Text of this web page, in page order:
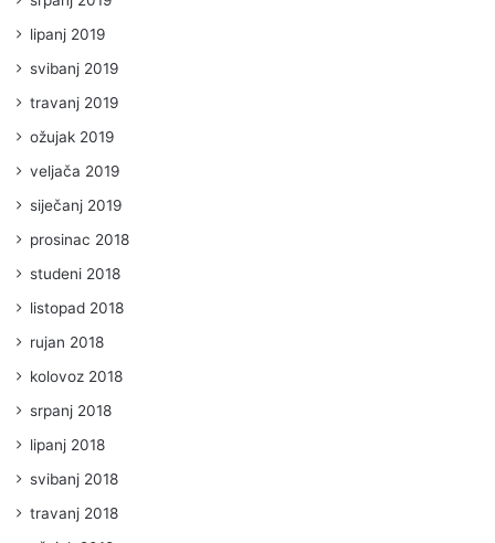
lipanj 2019
svibanj 2019
travanj 2019
ožujak 2019
veljača 2019
siječanj 2019
prosinac 2018
studeni 2018
listopad 2018
rujan 2018
kolovoz 2018
srpanj 2018
lipanj 2018
svibanj 2018
travanj 2018